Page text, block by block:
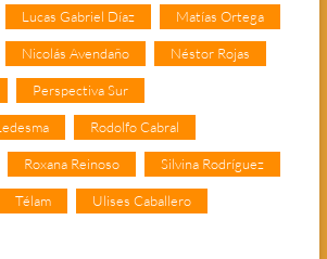
Lucas Gabriel Díaz Matías Ortega
Nicolás Avendaño Néstor Rojas
Perspectiva Sur
Rodolfo Cabral
Roxana Reinoso Silvina Rodríguez
Télam Ulises Caballero